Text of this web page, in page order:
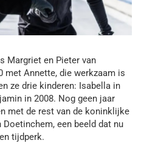
Margriet en Pieter van
met Annette, die werkzaam is
ze drie kinderen: Isabella in
in 2008. Nog geen jaar
met de rest van de koninklijke
een beeld dat nu
tijdperk.